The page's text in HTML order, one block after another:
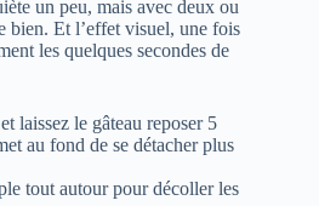
en maintenant fermement
brillantes, nappées de
du gâteau. Même si tout n’est
et la texture encore tiède